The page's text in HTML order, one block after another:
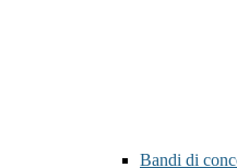
Bandi di